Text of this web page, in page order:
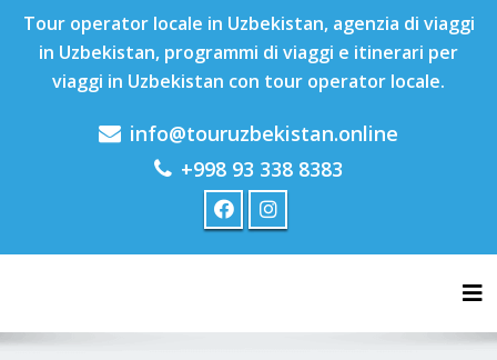
Tour operator locale in Uzbekistan, agenzia di viaggi
in Uzbekistan, programmi di viaggi e itinerari per
viaggi in Uzbekistan con tour operator locale.
info@touruzbekistan.online
+998 93 338 8383